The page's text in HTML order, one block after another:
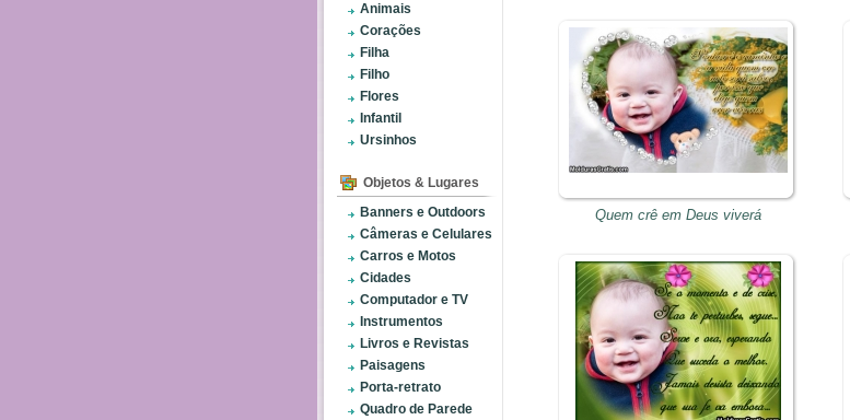
Animais
Corações
Filha
Filho
Flores
Infantil
Ursinhos
Objetos & Lugares
Banners e Outdoors
Câmeras e Celulares
Carros e Motos
Cidades
Computador e TV
Instrumentos
Livros e Revistas
Paisagens
Porta-retrato
Quadro de Parede
Quem crê em Deus viverá